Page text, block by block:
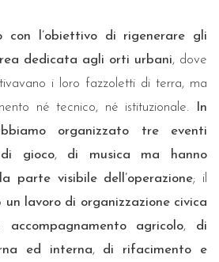
con l’obiettivo di rigenerare gli
dedicata agli orti urbani, dove
i loro fazzoletti di terra, ma
né tecnico, né istituzionale.
In
organizzato tre eventi
di gioco, di musica ma hanno
parte visibile dell’operazione; il
un lavoro di organizzazione civica
agricolo, di
ed interna,di rifacimento e